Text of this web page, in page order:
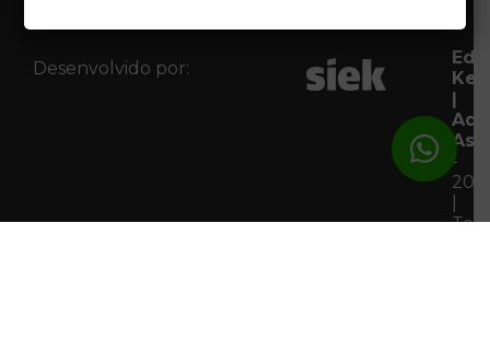
|
-
Desenvolvido por: